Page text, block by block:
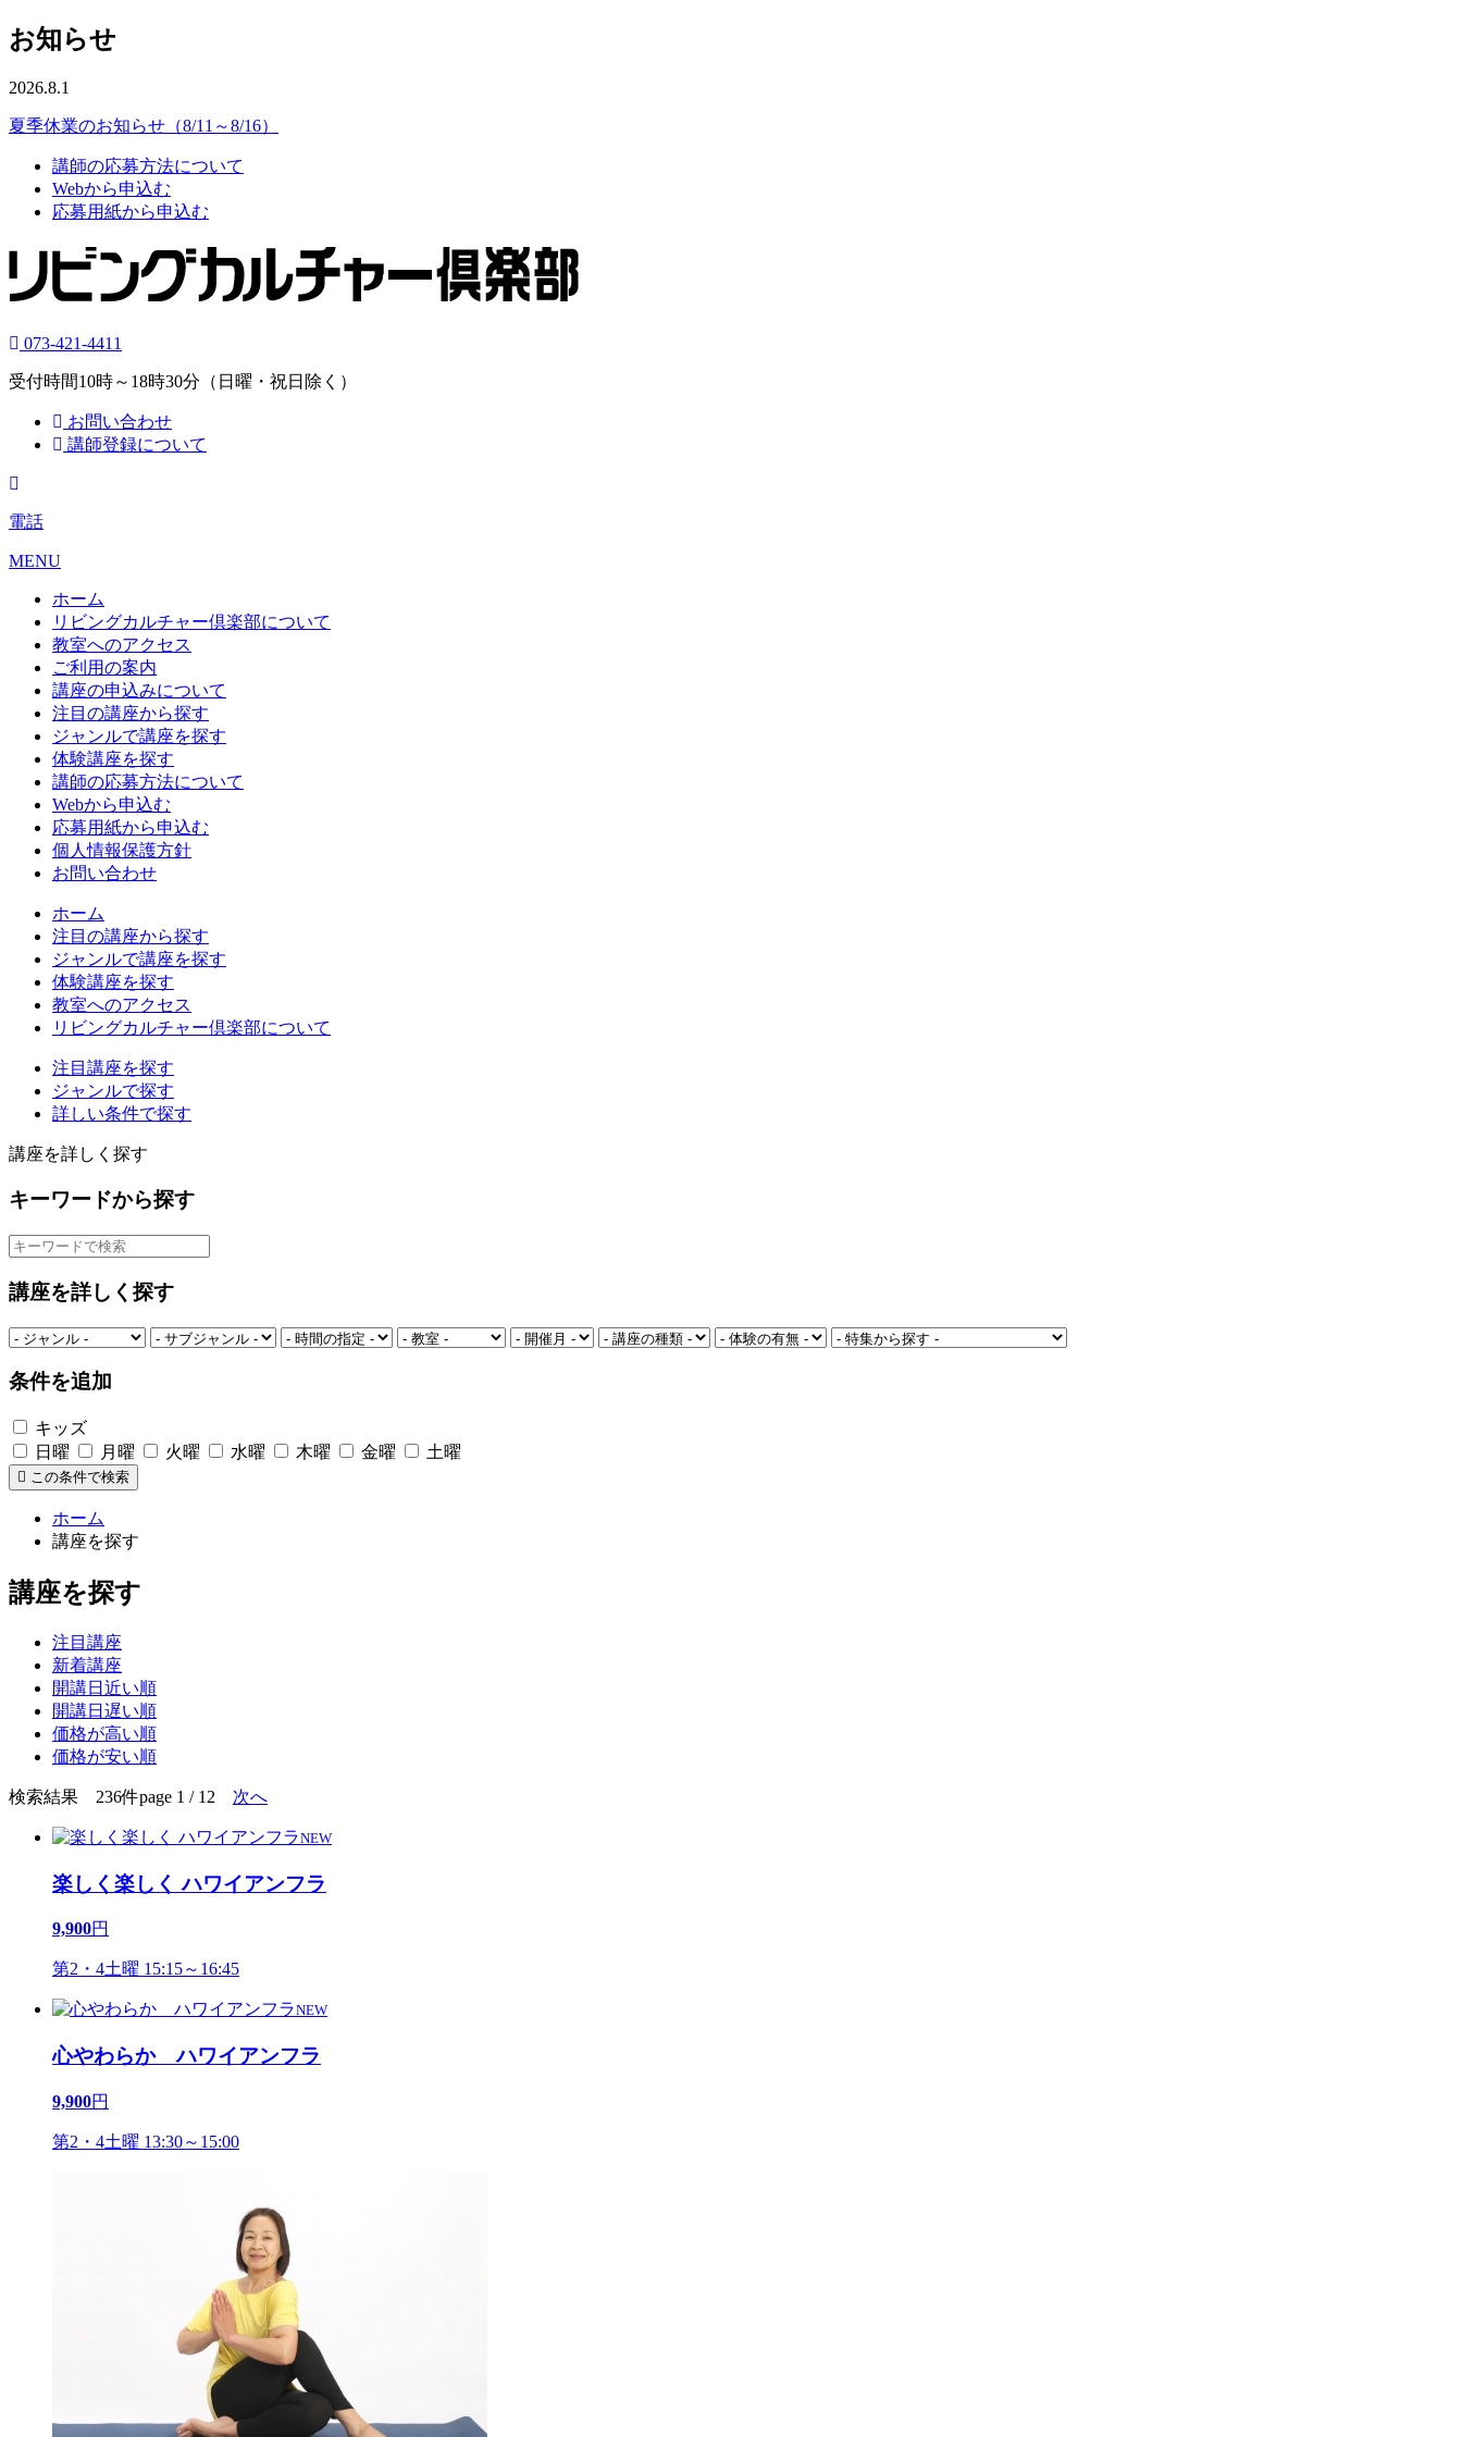
お知らせ
2026.8.1
夏季休業のお知らせ（8/11～8/16）
講師の応募方法について
Webから申込む
応募用紙から申込む
073-421-4411
受付時間10時～18時30分（日曜・祝日除く）
お問い合わせ
講師登録について
電話
MENU
ホーム
リビングカルチャー倶楽部について
教室へのアクセス
ご利用の案内
講座の申込みについて
注目の講座から探す
ジャンルで講座を探す
体験講座を探す
講師の応募方法について
Webから申込む
応募用紙から申込む
個人情報保護方針
お問い合わせ
ホーム
注目の講座から探す
ジャンルで講座を探す
体験講座を探す
教室へのアクセス
リビングカルチャー倶楽部について
注目講座を探す
ジャンルで探す
詳しい条件で探す
講座を詳しく探す
キーワードから探す
講座を詳しく探す
条件を追加
キッズ
日曜
月曜 火曜 水曜 木曜 金曜 土曜
この条件で検索
ホーム
講座を探す
講座を探す
注目講座
新着講座
開講日近い順
開講日遅い順
価格が高い順
価格が安い順
検索結果 236件page 1 / 12 次へ
NEW
楽しく楽しく ハワイアンフラ
9,900円
第2・4土曜 15:15～16:45
NEW
心やわらか ハワイアンフラ
9,900円
第2・4土曜 13:30～15:00